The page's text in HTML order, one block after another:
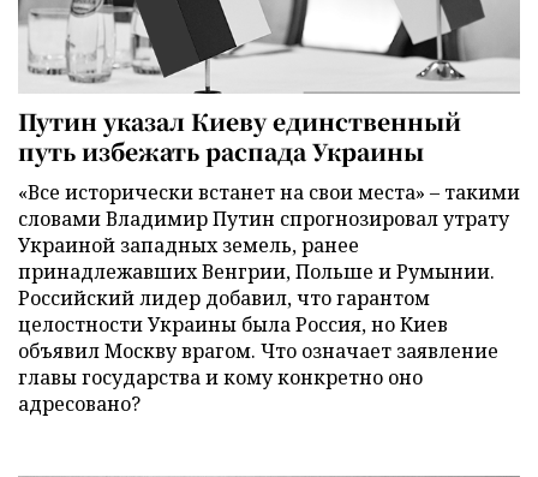
Путин указал Киеву единственный
путь избежать распада Украины
«Все исторически встанет на свои места» – такими
словами Владимир Путин спрогнозировал утрату
Украиной западных земель, ранее
принадлежавших Венгрии, Польше и Румынии.
Российский лидер добавил, что гарантом
целостности Украины была Россия, но Киев
объявил Москву врагом. Что означает заявление
главы государства и кому конкретно оно
адресовано?